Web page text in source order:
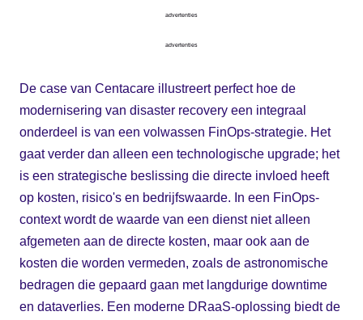
advertenties
advertenties
De case van Centacare illustreert perfect hoe de
modernisering van disaster recovery een integraal
onderdeel is van een volwassen FinOps-strategie. Het
gaat verder dan alleen een technologische upgrade; het
is een strategische beslissing die directe invloed heeft
op kosten, risico's en bedrijfswaarde. In een FinOps-
context wordt de waarde van een dienst niet alleen
afgemeten aan de directe kosten, maar ook aan de
kosten die worden vermeden, zoals de astronomische
bedragen die gepaard gaan met langdurige downtime
en dataverlies. Een moderne DRaaS-oplossing biedt de